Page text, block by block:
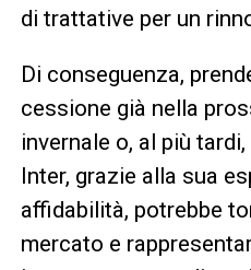
di trattative per un
Di conseguenza,
cessione già nella
invernale o, al più
Inter, grazie alla sua
affidabilità, potrebbe
mercato e